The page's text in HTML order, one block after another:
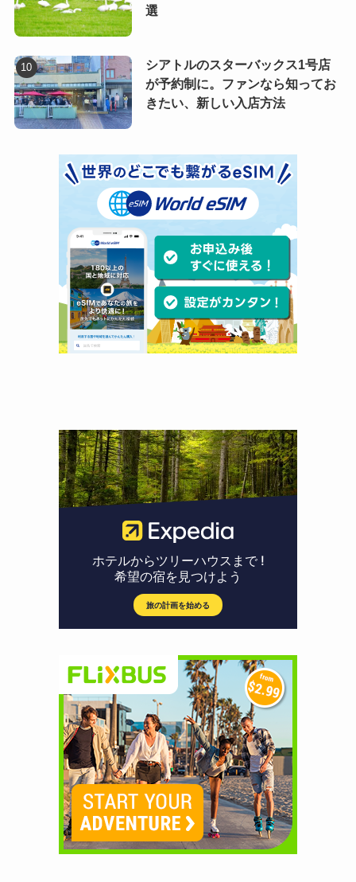
選
シアトルのスターバックス1号店
が予約制に。ファンなら知ってお
きたい、新しい入店方法